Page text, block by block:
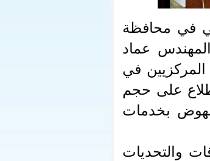
في محافظة
عماد
المركزيين في
على حجم
بخدمات
والتحديات